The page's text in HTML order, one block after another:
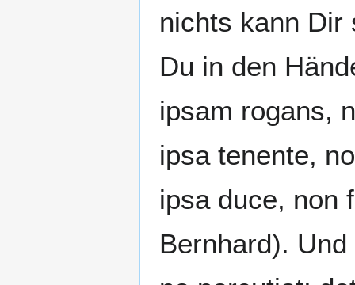
nichts kann Dir
Du in den
ipsam rogans,
ipsa tenente,
ipsa duce, non
Bernhard).